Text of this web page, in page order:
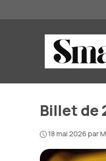
au
Billet de
18 mai 2026 par